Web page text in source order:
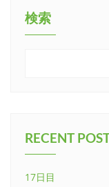
検索
RECENT
17日目